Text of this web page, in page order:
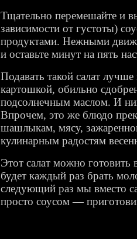
Тщательно перемешайте и
зависимости от густоты)
продуктами. Нежными
и оставьте минут на пять
Подавать такой салат
картошкой, обильно
подсолнечным маслом. И
Впрочем, это же блюдо
шашлыкам, мясу,
кулинарным радостям
Этот салат можно готовить
будет каждый раз брать
следующий раз мы вместо
просто соусом —